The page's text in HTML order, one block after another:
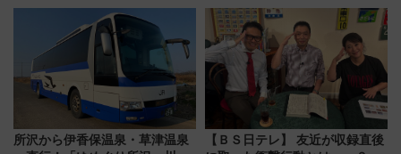
地のふらっと立ち食いそば』
7/27夜10時～放送
用は今冬から
所沢から伊香保温泉・草津温泉
【ＢＳ日テレ】 友近が収録直後